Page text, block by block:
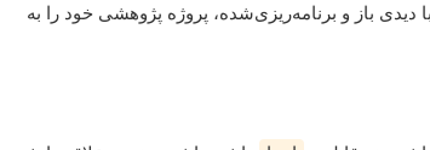
باز و برنامه‌ریزی‌شده، پروژه پژوهشی خود را به